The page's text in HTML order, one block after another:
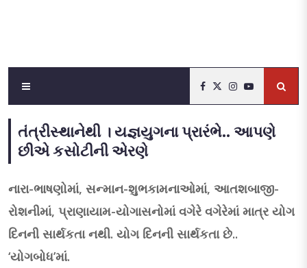
તંત્રીસ્થાનેથી । યજ્ઞયુગના પ્રારંભે.. આપણે
છીએ કસોટીની એરણે
નારા-ભાષણોમાં, સન્માન-શુભકામનાઓમાં, આતશબાજી-
રોશનીમાં, પ્રાણાયામ-યોગાસનોમાં વગેરે વગેરેમાં માત્ર યોગ
દિનની સાર્થકતા નથી. યોગ દિનની સાર્થકતા છે..
‘યોગબોધ’માં.